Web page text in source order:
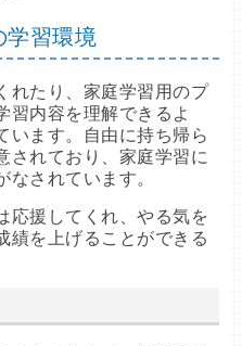
学習環境
れたり、家庭学習用のプ
習内容を理解できるよ
います。自由に持ち帰ら
されており、家庭学習に
されています。
応援してくれ、やる気を
績を上げることができる